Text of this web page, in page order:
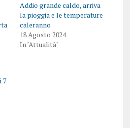
Addio grande caldo, arriva
la pioggia e le temperature
caleranno
18 Agosto 2024
In "Attualità"
7